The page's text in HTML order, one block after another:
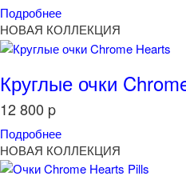
Подробнее
НОВАЯ КОЛЛЕКЦИЯ
Круглые очки
12 800 p
Подробнее
НОВАЯ КОЛЛЕКЦИЯ